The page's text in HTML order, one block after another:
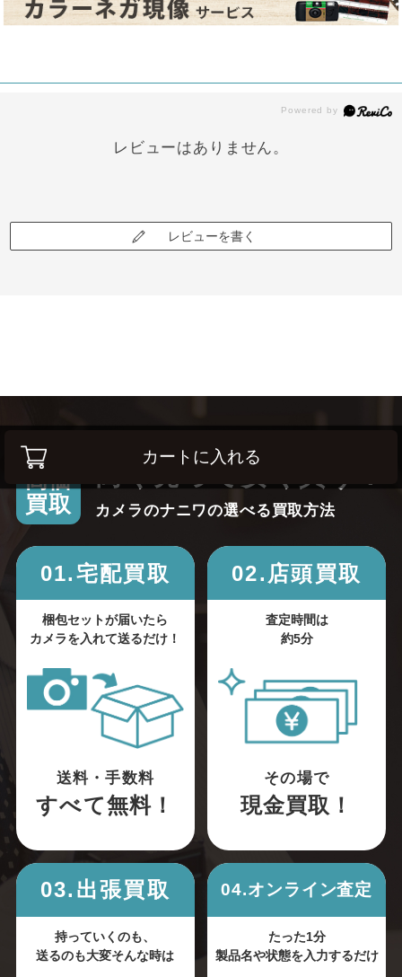
カートに入れる
レビューはありません。
レビューを書く
高価
買取
カメラのナニワの選べる買取方法
01.宅配買取
梱包セットが届いたら
カメラを入れて送るだけ！
送料・手数料
すべて無料！
02.店頭買取
査定時間は
約5分
その場で
現金買取！
03.出張買取
持っていくのも、
送るのも大変そんな時は
04.オンライン査定
たった1分
製品名や状態を入力するだけ